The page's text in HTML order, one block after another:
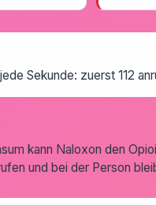
Sekunde: zuerst 112
kann Naloxon den
und bei der Person